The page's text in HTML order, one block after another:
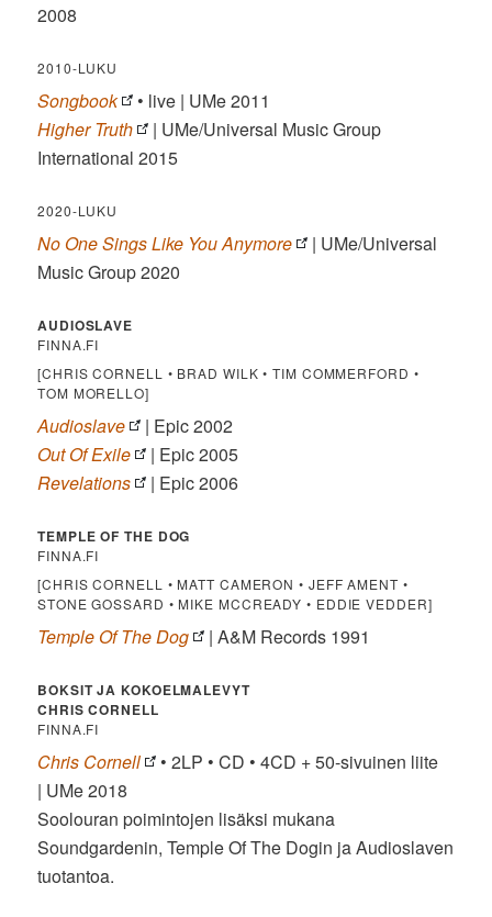
2008
2010-LUKU
Songbook
• live | UMe 2011
Higher Truth
| UMe/Universal Music Group
International 2015
2020-LUKU
No One Sings Like You Anymore
| UMe/Universal
Music Group 2020
AUDIOSLAVE
FINNA.FI
[CHRIS CORNELL • BRAD WILK • TIM COMMERFORD •
TOM MORELLO]
Audioslave
| Epic 2002
Out Of Exile
| Epic 2005
Revelations
| Epic 2006
TEMPLE OF THE DOG
FINNA.FI
[CHRIS CORNELL • MATT CAMERON • JEFF AMENT •
STONE GOSSARD • MIKE MCCREADY • EDDIE VEDDER]
Temple Of The Dog | A&M Records 1991
BOKSIT JA KOKOELMALEVYT
CHRIS CORNELL
FINNA.FI
Chris Cornell
• 2LP • CD • 4CD + 50-sivuinen liite
| UMe 2018
Soolouran poimintojen lisäksi mukana
Soundgardenin, Temple Of The Dogin ja Audioslaven
tuotantoa.